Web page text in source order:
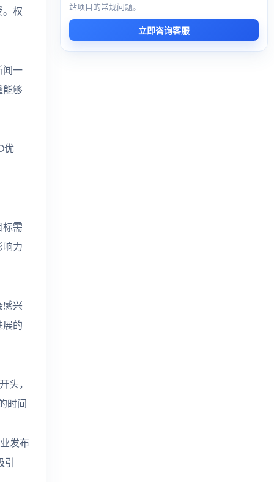
权
一
能够
优
需
力
兴
的
头，
时间
发布
引
站项目的常规问题。
立即咨询客服